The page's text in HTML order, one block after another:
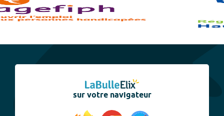
sur votre navigateur